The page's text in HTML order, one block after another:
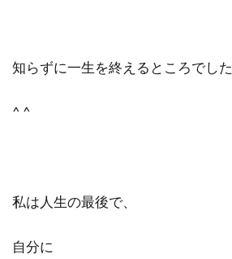
知らずに一生を終えるところでした
^ ^
私は人生の最後で、
自分に